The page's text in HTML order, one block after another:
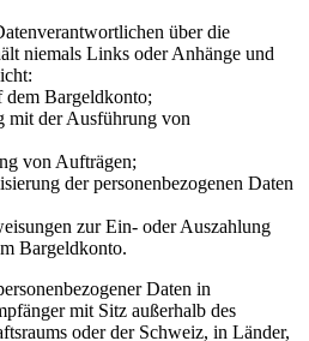
über die
niemals Links oder Anhänge und
dem Bargeldkonto;
mit der Ausführung von
von Aufträgen;
der personenbezogenen Daten
zur Ein- oder Auszahlung
Bargeldkonto.
Daten in
mit Sitz außerhalb des
oder der Schweiz, in Länder,